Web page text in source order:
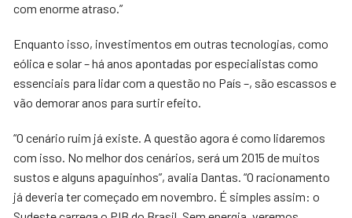
com enorme atraso.”
Enquanto isso, investimentos em outras tecnologias, como
eólica e solar – há anos apontadas por especialistas como
essenciais para lidar com a questão no País –, são escassos e
vão demorar anos para surtir efeito.
“O cenário ruim já existe. A questão agora é como lidaremos
com isso. No melhor dos cenários, será um 2015 de muitos
sustos e alguns apaguinhos”, avalia Dantas. “O racionamento
já deveria ter começado em novembro. É simples assim: o